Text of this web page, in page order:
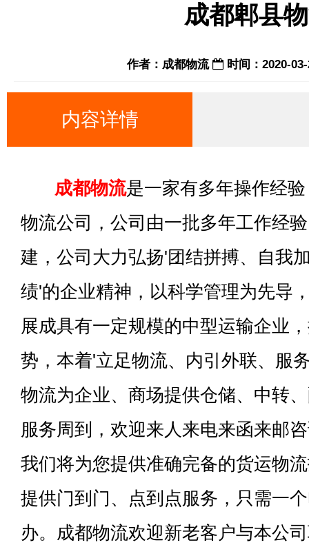
成都郫县
作者：成都物流 时间：2020-
内容详情
成都物流是一家有多年操作经
物流公司，公司由一批多年工作经
建，公司大力弘扬'团结拼搏、自我
绩'的企业精神，以科学管理为先导
展成具有一定规模的中型运输企业
势，本着'立足物流、内引外联、服
物流为企业、商场提供仓储、中转
服务周到，欢迎来人来电来函来邮
我们将为您提供准确完备的货运物
提供门到门、点到点服务，只需一
办。成都物流欢迎新老客户与本公